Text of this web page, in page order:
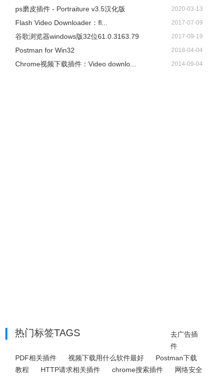
ps磨皮插件 - Portraiture v3.5汉化版 2020-03-13
Flash Video Downloader：fl... 2017-07-09
谷歌浏览器windows版32位61.0.3163.79 2017-09-19
Postman for Win32 2018-04-04
Chrome视频下载插件：Video downlo... 2014-09-04
热门标签TAGS
去广告插
件
PDF相关插件
视频下载用什么软件最好
Postman下载
教程
HTTP请求相关插件 chrome搜索插件
网络安全